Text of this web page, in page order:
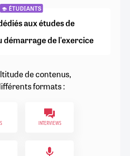
ÉTUDIANTS
aux études de
démarrage de l'exercice
de contenus,
formats :
INTERVIEWS